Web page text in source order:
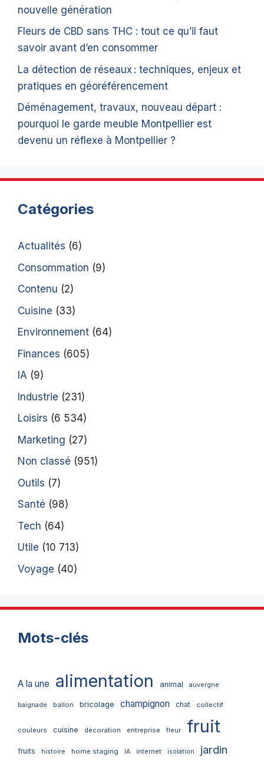
nouvelle génération
Fleurs de CBD sans THC : tout ce qu’il faut
savoir avant d’en consommer
La détection de réseaux : techniques, enjeux et
pratiques en géoréférencement
Déménagement, travaux, nouveau départ :
pourquoi le garde meuble Montpellier est
devenu un réflexe à Montpellier ?
Catégories
Actualités (6)
Consommation (9)
Contenu (2)
Cuisine (33)
Environnement (64)
Finances (605)
IA (9)
Industrie (231)
Loisirs (6 534)
Marketing (27)
Non classé (951)
Outils (7)
Santé (98)
Tech (64)
Utile (10 713)
Voyage (40)
Mots-clés
A la une alimentation animal auvergne
baignade ballon bricolage champignon chat collectif
couleurs cuisine décoration entreprise fleur fruit
fruits histoire home staging IA internet isolation jardin